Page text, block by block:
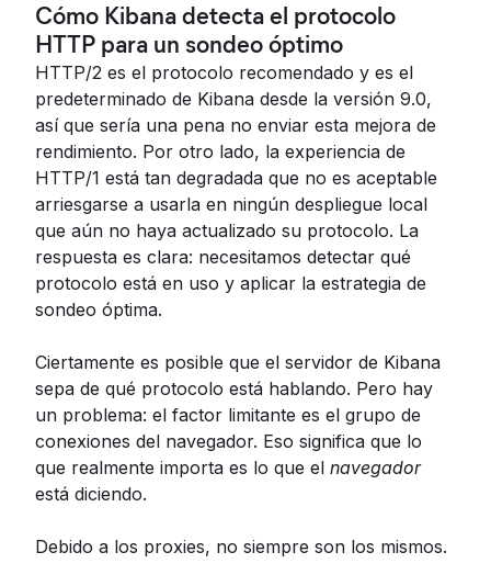
Cómo Kibana detecta el protocolo
HTTP para un sondeo óptimo
HTTP/2 es el protocolo recomendado y es el
predeterminado de Kibana desde la versión 9.0,
así que sería una pena no enviar esta mejora de
rendimiento. Por otro lado, la experiencia de
HTTP/1 está tan degradada que no es aceptable
arriesgarse a usarla en ningún despliegue local
que aún no haya actualizado su protocolo. La
respuesta es clara: necesitamos detectar qué
protocolo está en uso y aplicar la estrategia de
sondeo óptima.
Ciertamente es posible que el servidor de Kibana
sepa de qué protocolo está hablando. Pero hay
un problema: el factor limitante es el grupo de
conexiones del navegador. Eso significa que lo
que realmente importa es lo que el navegador
está diciendo.
Debido a los proxies, no siempre son los mismos.